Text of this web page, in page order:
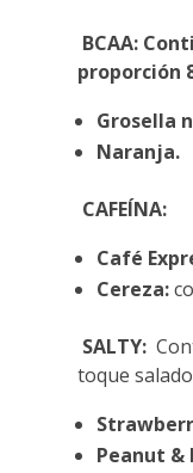
BCAA:
proporción
Grosella
Naranja.
CAFEÍNA:
Café
Cereza:
SALTY:
toque salado
Peanut &